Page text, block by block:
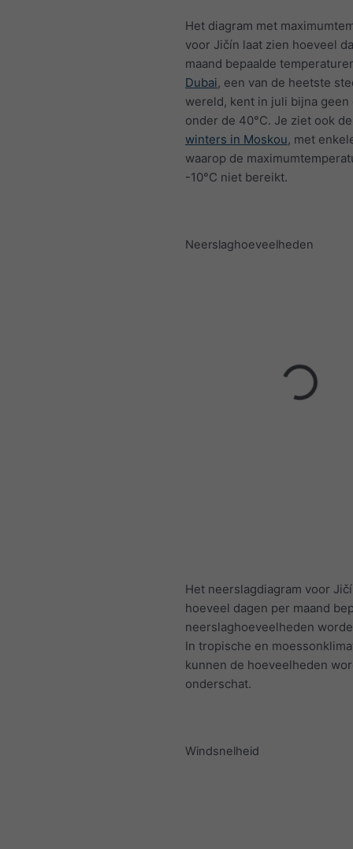
Het diagram met
voor Jičín laat zien hoeveel
maand bepaalde
Dubai, een van de heetste
wereld, kent in juli bijna geen
onder de 40°C. Je ziet ook
winters in Moskou, met
waarop de
-10°C niet bereikt.
Neerslaghoeveelheden
Het neerslagdiagram voor
hoeveel dagen per maand
neerslaghoeveelheden
In tropische en
kunnen de hoeveelheden
onderschat.
Windsnelheid